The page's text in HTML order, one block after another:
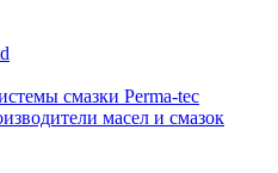
смазки Perma-tec
масел и смазок